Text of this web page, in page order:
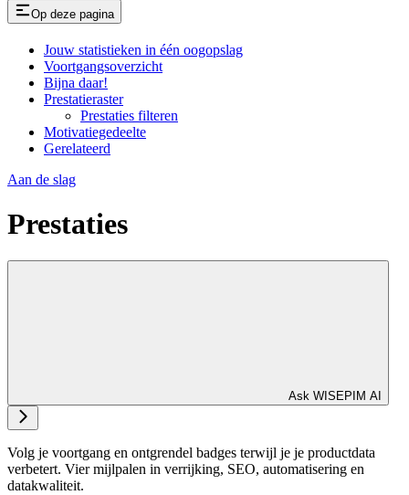
Op deze pagina
Jouw statistieken in één oogopslag
Voortgangsoverzicht
Bijna daar!
Prestatieraster
Prestaties filteren
Motivatiegedeelte
Gerelateerd
Aan de slag
Prestaties
Ask WISEPIM AI
Volg je voortgang en ontgrendel badges terwijl je je productdata
verbetert. Vier mijlpalen in verrijking, SEO, automatisering en
datakwaliteit.